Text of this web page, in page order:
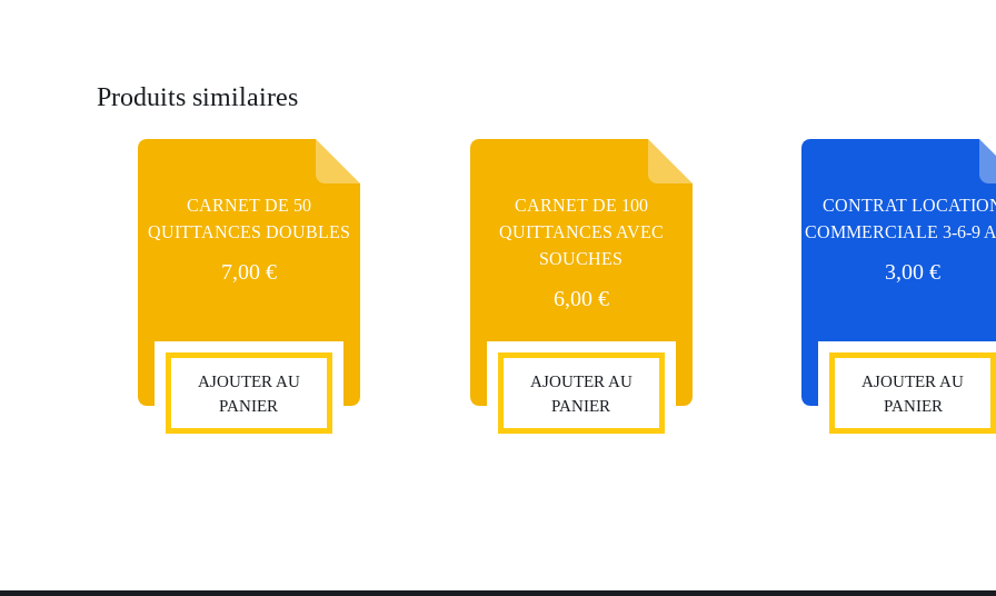
Produits similaires
CARNET DE 50
QUITTANCES DOUBLES
7,00 €
AJOUTER AU
PANIER
CARNET DE 100
QUITTANCES AVEC
SOUCHES
6,00 €
AJOUTER AU
PANIER
CONTRAT
COMMERCIALE 3-6-9
3,00€
AJOUTER AU
PANIER